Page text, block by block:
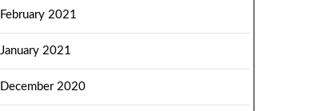
February 2021
January 2021
December 2020